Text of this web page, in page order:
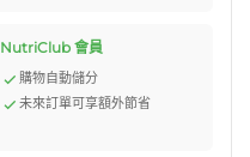
NutriClub 會員
購物自動儲分
未來訂單可享額外節省